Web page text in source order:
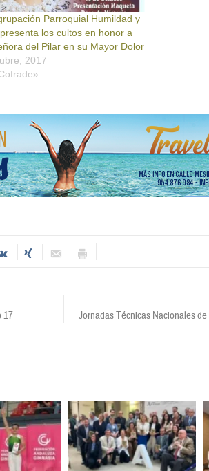
Parroquial Humildad y
los cultos en honor a
del Pilar en su Mayor Dolor
2017
17
Jornadas Técnicas Nacionales